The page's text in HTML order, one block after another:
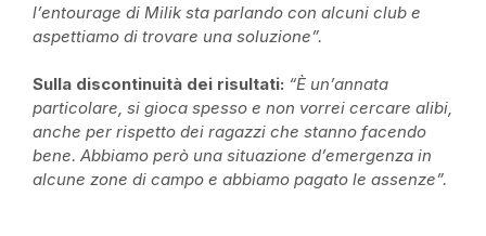
l’entourage di Milik sta parlando con alcuni club e
aspettiamo di trovare una soluzione”.
Sulla discontinuità dei risultati: “È un’annata
particolare, si gioca spesso e non vorrei cercare alibi,
anche per rispetto dei ragazzi che stanno facendo
bene. Abbiamo però una situazione d’emergenza in
alcune zone di campo e abbiamo pagato le assenze”.